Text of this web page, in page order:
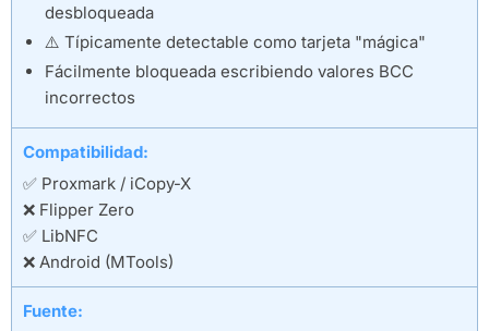
desbloqueada
⚠️ Típicamente detectable como tarjeta "mágica"
Fácilmente bloqueada escribiendo valores BCC
incorrectos
Compatibilidad:
✅ Proxmark / iCopy-X
❌ Flipper Zero
✅ LibNFC
❌ Android (MTools)
Fuente: